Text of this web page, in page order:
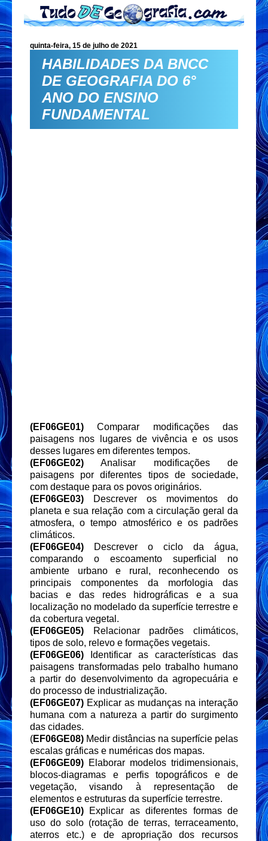
quinta-feira, 15 de julho de 2021
HABILIDADES DA BNCC
DE GEOGRAFIA DO 6°
ANO DO ENSINO
FUNDAMENTAL
(EF06GE01) Comparar modificações das
paisagens nos lugares de vivência e os usos
desses lugares em diferentes tempos.
(EF06GE02) Analisar modificações de
paisagens por diferentes tipos de sociedade,
com destaque para os povos originários.
(EF06GE03) Descrever os movimentos do
planeta e sua relação com a circulação geral da
atmosfera, o tempo atmosférico e os padrões
climáticos.
(EF06GE04) Descrever o ciclo da água,
comparando o escoamento superficial no
ambiente urbano e rural, reconhecendo os
principais componentes da morfologia das
bacias e das redes hidrográficas e a sua
localização no modelado da superfície terrestre e
da cobertura vegetal.
(EF06GE05) Relacionar padrões climáticos,
tipos de solo, relevo e formações vegetais.
(EF06GE06) Identificar as características das
paisagens transformadas pelo trabalho humano
a partir do desenvolvimento da agropecuária e
do processo de industrialização.
(EF06GE07) Explicar as mudanças na interação
humana com a natureza a partir do surgimento
das cidades.
(EF06GE08) Medir distâncias na superfície pelas
escalas gráficas e numéricas dos mapas.
(EF06GE09) Elaborar modelos tridimensionais,
blocos-diagramas e perfis topográficos e de
vegetação, visando à representação de
elementos e estruturas da superfície terrestre.
(EF06GE10) Explicar as diferentes formas de
uso do solo (rotação de terras, terraceamento,
aterros etc.) e de apropriação dos recursos